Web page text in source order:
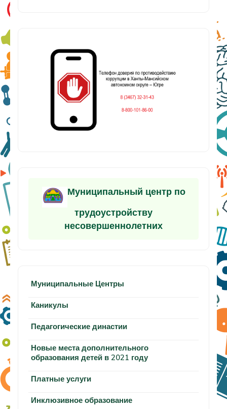
Муниципальный центр по
трудоустройству
несовершеннолетних
Муниципальные Центры
Каникулы
Педагогические династии
Новые места дополнительного
образования детей в 2021 году
Платные услуги
Инклюзивное образование